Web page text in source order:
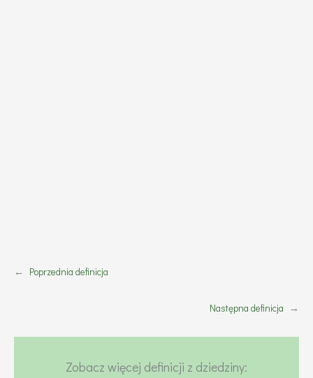
← Poprzednia definicja
Następna definicja →
Zobacz więcej definicji z dziedziny: